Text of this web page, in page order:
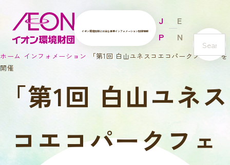
イオン環境財団とは主な事業インフォメーション財団情報
J
P
E
N
s
e
r
c
ホーム インフォメーション
「第1回 白山ユネスコエコパークフェア」を
開催
「第1回 白山ユネス
コエコパークフェ